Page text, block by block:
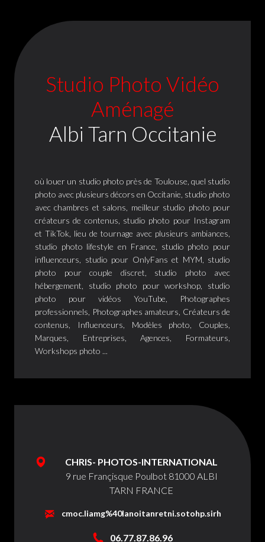
Studio Photo Vidéo
Aménagé
Albi Tarn Occitanie
où louer un studio photo près de Toulouse, quel studio
photo avec plusieurs décors en Occitanie, studio photo
avec chambres et salons, meilleur studio photo pour
créateurs de contenus, studio photo pour Instagram
et TikTok, lieu de tournage avec plusieurs ambiances,
studio photo lifestyle en France, studio photo pour
influenceurs, studio pour OnlyFans et MYM, studio
photo pour couple discret, studio photo avec
hébergement, studio photo pour workshop, studio
photo pour vidéos YouTube, Photographes
professionnels, Photographes amateurs, Créateurs de
contenus, Influenceurs, Modèles photo, Couples,
Marques, Entreprises, Agences, Formateurs,
Workshops photo ...
CHRIS- PHOTOS-INTERNATIONAL
9 rue Françisque Poulbot 81000 ALBI
TARN FRANCE
cmoc.liamg%40lanoitanretni.sotohp.sirh
06.77.87.86.96